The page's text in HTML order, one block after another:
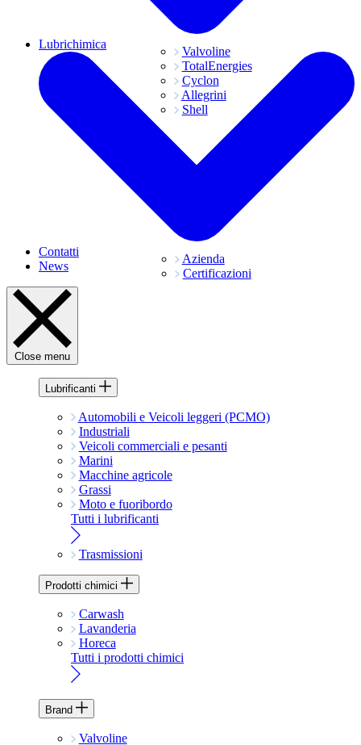
Valvoline
TotalEnergies
Cyclon
Allegrini
Shell
Lubrichimica
Azienda
Certificazioni
Contatti
News
Close menu
Lubrificanti
Automobili e Veicoli leggeri (PCMO)
Industriali
Veicoli commerciali e pesanti
Marini
Macchine agricole
Grassi
Moto e fuoribordo
Tutti i lubrificanti
Trasmissioni
Prodotti chimici
Carwash
Lavanderia
Horeca
Tutti i prodotti chimici
Brand
Valvoline